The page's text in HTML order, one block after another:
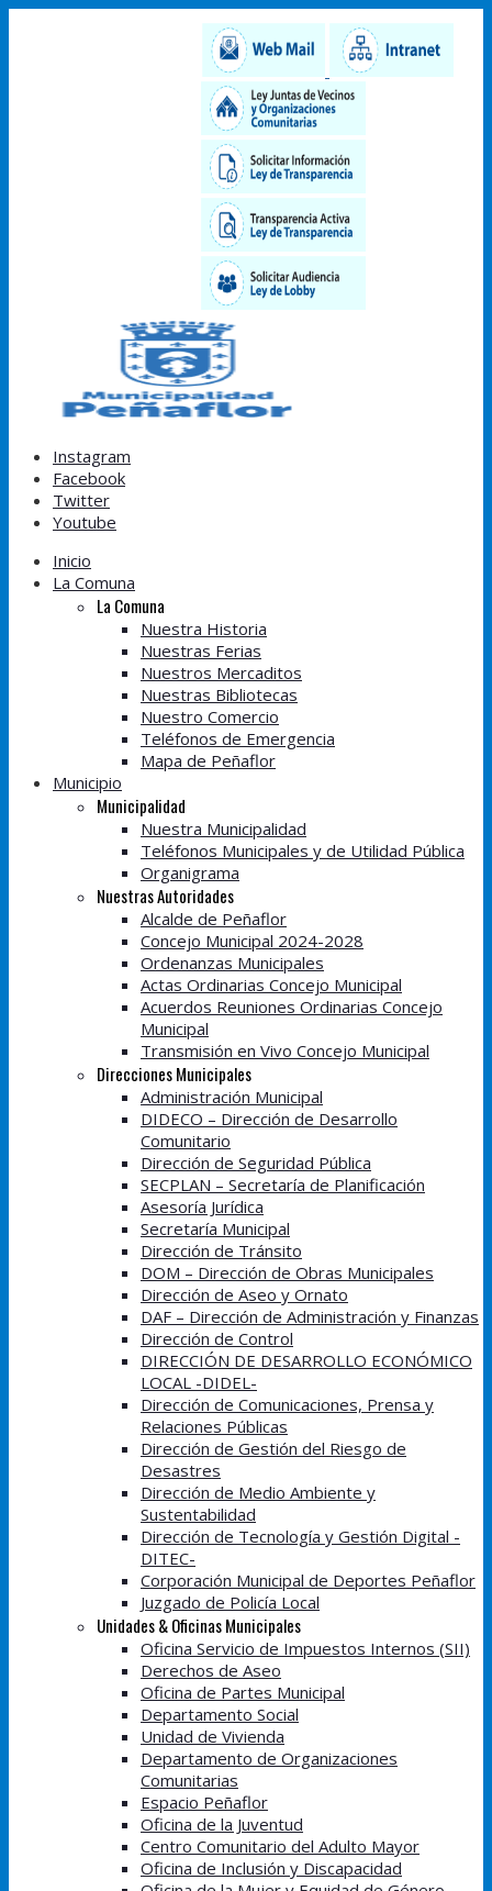
Instagram
Facebook
Twitter
Youtube
Inicio
La Comuna
La Comuna
Nuestra Historia
Nuestras Ferias
Nuestros Mercaditos
Nuestras Bibliotecas
Nuestro Comercio
Teléfonos de Emergencia
Mapa de Peñaflor
Municipio
Municipalidad
Nuestra Municipalidad
Teléfonos Municipales y de Utilidad Pública
Organigrama
Nuestras Autoridades
Alcalde de Peñaflor
Concejo Municipal 2024-2028
Ordenanzas Municipales
Actas Ordinarias Concejo Municipal
Acuerdos Reuniones Ordinarias Concejo
Municipal
Transmisión en Vivo Concejo Municipal
Direcciones Municipales
Administración Municipal
DIDECO – Dirección de Desarrollo
Comunitario
Dirección de Seguridad Pública
SECPLAN – Secretaría de Planificación
Asesoría Jurídica
Secretaría Municipal
Dirección de Tránsito
DOM – Dirección de Obras Municipales
Dirección de Aseo y Ornato
DAF – Dirección de Administración y Finanzas
Dirección de Control
DIRECCIÓN DE DESARROLLO ECONÓMICO
LOCAL -DIDEL-
Dirección de Comunicaciones, Prensa y
Relaciones Públicas
Dirección de Gestión del Riesgo de
Desastres
Dirección de Medio Ambiente y
Sustentabilidad
Dirección de Tecnología y Gestión Digital -
DITEC-
Corporación Municipal de Deportes Peñaflor
Juzgado de Policía Local
Unidades & Oficinas Municipales
Oficina Servicio de Impuestos Internos (SII)
Derechos de Aseo
Oficina de Partes Municipal
Departamento Social
Unidad de Vivienda
Departamento de Organizaciones
Comunitarias
Espacio Peñaflor
Oficina de la Juventud
Centro Comunitario del Adulto Mayor
Oficina de Inclusión y Discapacidad